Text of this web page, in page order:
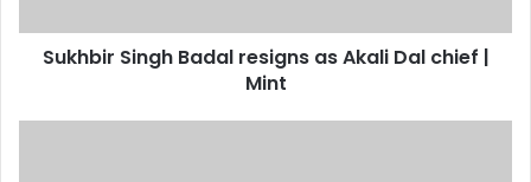
|
MintSukhbir Singh Badal resigns as Akali Dal chief |
Mint